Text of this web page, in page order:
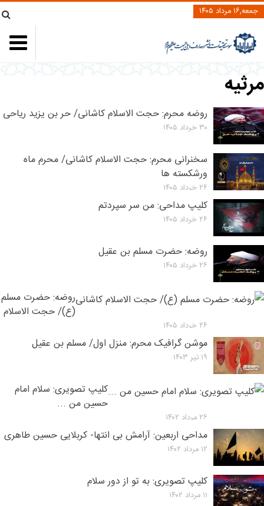
جمعه,۱۶ مرداد ۱۴۰۵
مرثیه
روضه محرم: حجت الاسلام کاشانی/ حر بن یزید ریاحی
۳۰ خرداد ۱۴۰۵
سخنرانی محرم: حجت الاسلام کاشانی/ محرم ماه
ورشکسته ها
۲۶ خرداد ۱۴۰۵
کلیپ مداحی: من سر سپردتم
۲۶ خرداد ۱۴۰۵
روضه: حضرت مسلم بن عقیل
۲۶ خرداد ۱۴۰۵
روضه: حضرت مسلم
(ع)/ حجت الاسلام
۲۶ خرداد ۱۴۰۵
موشن گرافیک محرم: منزل اول/ مسلم بن عقیل
۱۹ تیر ۱۴۰۳
کلیپ تصویری: سلام امام
حسین من ...
۲۶ مرداد ۱۴۰۲
مداحی اربعین: آرامش بی انتها- کربلایی حسین طاهری
۱۲ مرداد ۱۴۰۲
کلیپ تصویری: به تو از دور سلام
۱۱ مرداد ۱۴۰۲